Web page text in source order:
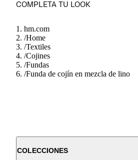
COMPLETA TU LOOK
hm.com
/Home
/Textiles
/Cojines
/Fundas
/Funda de cojín en mezcla de lino
COLECCIONES